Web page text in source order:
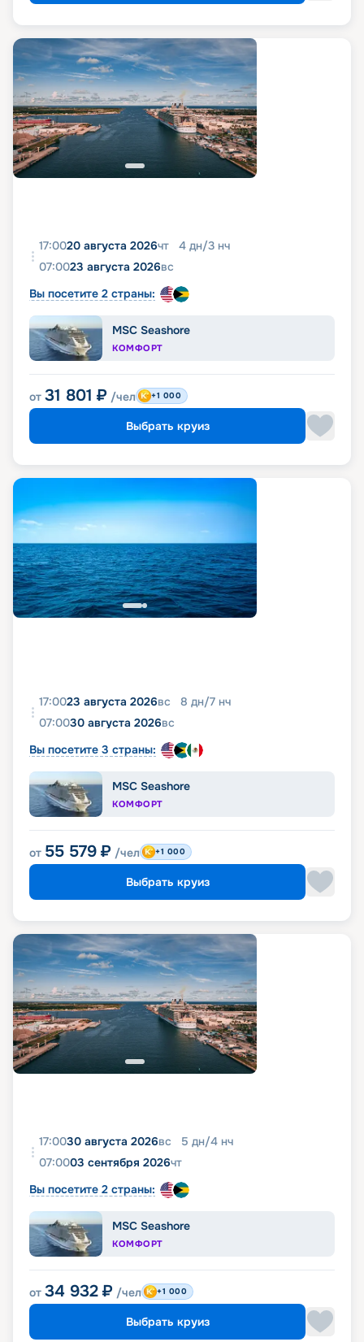
17:0020 августа 2026чт 4 дн/3 нч
07:0023 августа 2026вс
Вы посетите 2 страны:
MSC Seashore
КОМФОРТ
от 31 801 ₽ /чел +1 000
Выбрать круиз
17:0023 августа 2026вс 8 дн/7 нч
07:0030 августа 2026вс
Вы посетите 3 страны:
MSC Seashore
КОМФОРТ
от 55 579 ₽ /чел +1 000
Выбрать круиз
17:0030 августа 2026вс 5 дн/4 нч
07:0003 сентября 2026чт
Вы посетите 2 страны:
MSC Seashore
КОМФОРТ
от 34 932 ₽ /чел +1 000
Выбрать круиз